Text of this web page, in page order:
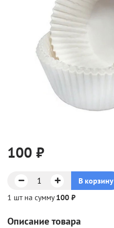
100 ₽
В корзину
1 шт на сумму100 ₽
Описание товара